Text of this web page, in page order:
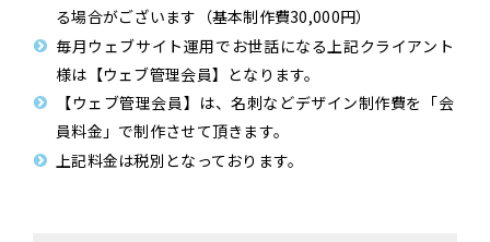
る場合がございます（基本制作費30,000円）
毎月ウェブサイト運用でお世話になる上記クライアント
様は【ウェブ管理会員】となります。
【ウェブ管理会員】は、名刺などデザイン制作費を「会
員料金」で制作させて頂きます。
上記料金は税別となっております。